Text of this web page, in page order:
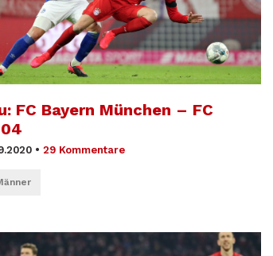
FC Bayern München – FC
• 29 Kommentare